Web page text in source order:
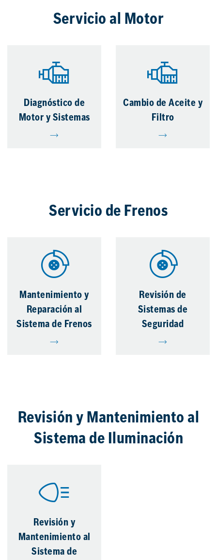
Servicio al Motor
Diagnóstico de
Motor y Sistemas
Cambio de Aceite y
Filtro
Servicio de Frenos
Mantenimiento y
Reparación al
Sistema de Frenos
Revisión de
Sistemas de
Seguridad
Revisión y Mantenimiento al
Sistema de Iluminación
Revisión y
Mantenimiento al
Sistema de